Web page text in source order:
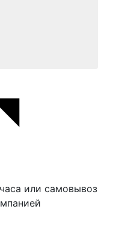
или самовывоз